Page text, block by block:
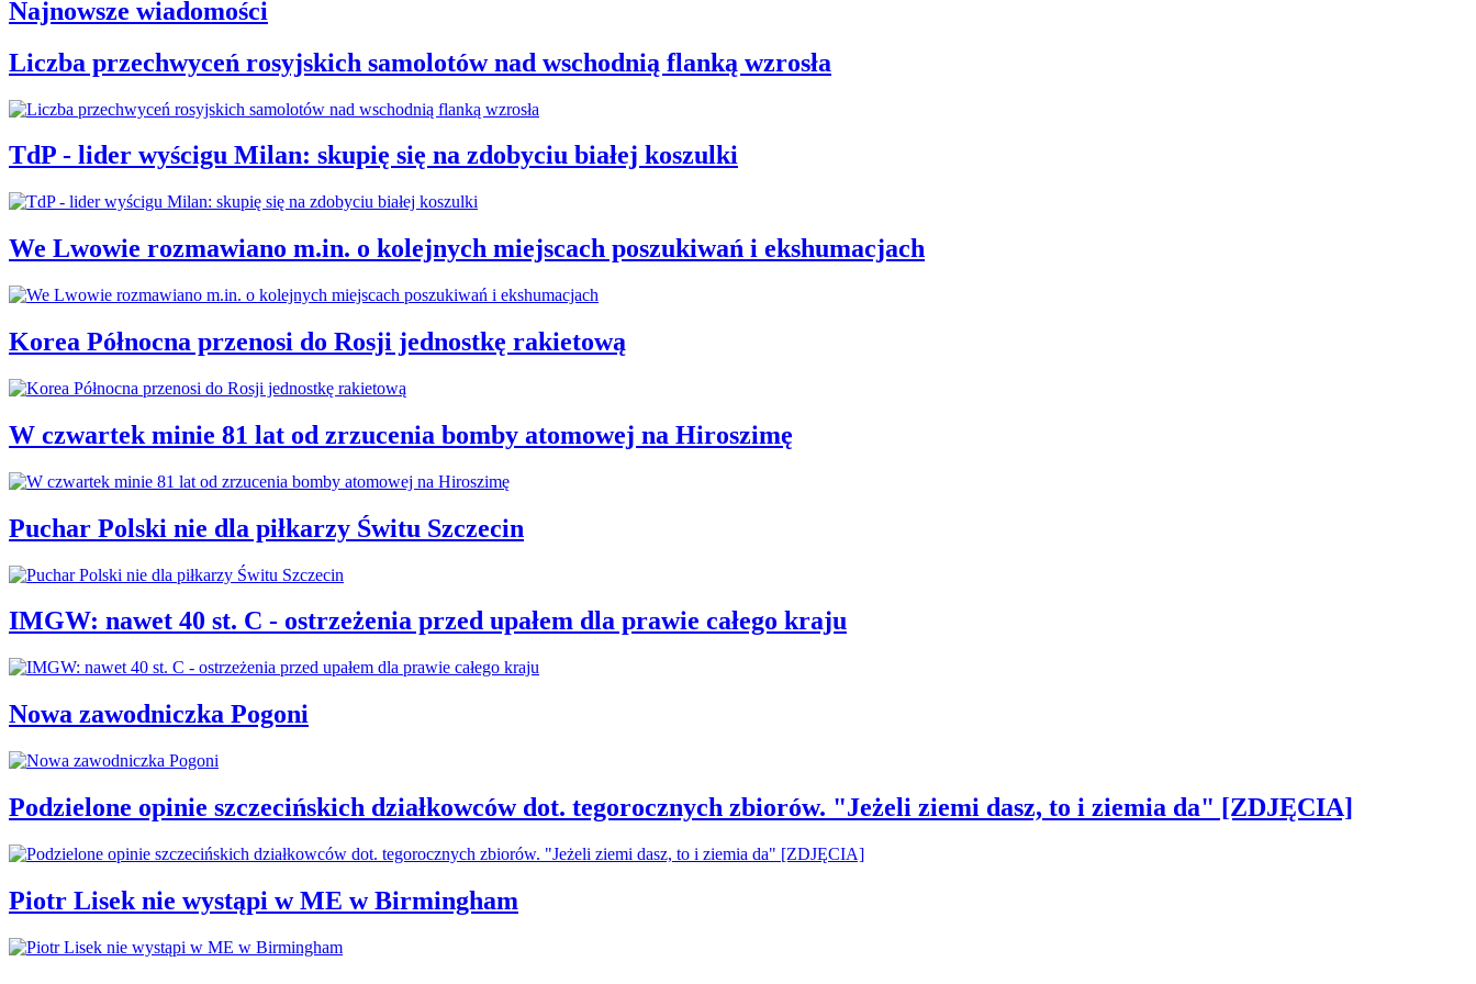
Najnowsze wiadomości
Liczba przechwyceń rosyjskich samolotów nad wschodnią flanką wzrosła
TdP - lider wyścigu Milan: skupię się na zdobyciu białej koszulki
We Lwowie rozmawiano m.in. o kolejnych miejscach poszukiwań i ekshumacjach
Korea Północna przenosi do Rosji jednostkę rakietową
W czwartek minie 81 lat od zrzucenia bomby atomowej na Hiroszimę
Puchar Polski nie dla piłkarzy Świtu Szczecin
IMGW: nawet 40 st. C - ostrzeżenia przed upałem dla prawie całego kraju
Nowa zawodniczka Pogoni
Podzielone opinie szczecińskich działkowców dot. tegorocznych zbiorów. "Jeżeli ziemi dasz, to i ziemia da" [ZDJĘCIA]
Piotr Lisek nie wystąpi w ME w Birmingham